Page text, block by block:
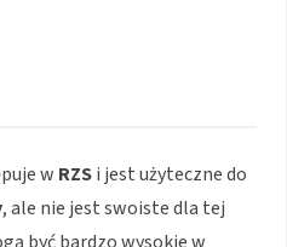
w RZSi jest użyteczne do
, ale nie jest swoiste dla tej